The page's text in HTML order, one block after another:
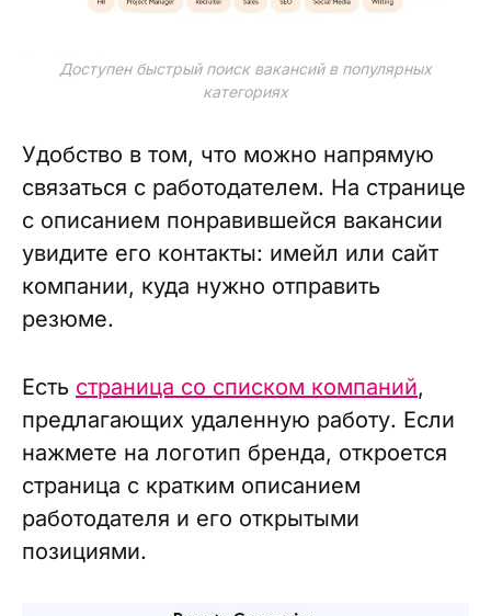
Доступен быстрый поиск вакансий в популярных
категориях
Удобство в том, что можно напрямую
связаться с работодателем. На странице
с описанием понравившейся вакансии
увидите его контакты: имейл или сайт
компании, куда нужно отправить
резюме.
Есть страница со списком компаний,
предлагающих удаленную работу. Если
нажмете на логотип бренда, откроется
страница с кратким описанием
работодателя и его открытыми
позициями.